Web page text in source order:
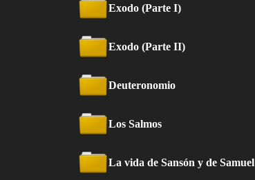
Exodo (Parte I)
Exodo (Parte II)
Deuteronomio
Los Salmos
La vida de Sansón y de Samuel